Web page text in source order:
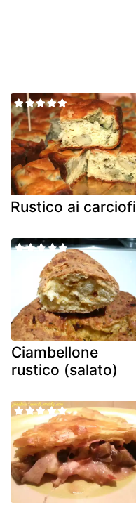
Rustico ai carciofi
Ciambellone
rustico (salato)